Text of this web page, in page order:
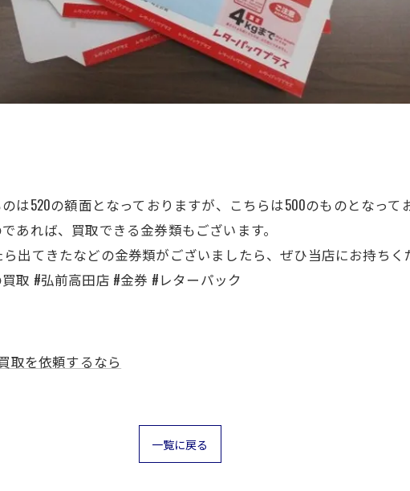
は520の額面となっておりますが、こちらは500のものとなって
あれば、買取できる金券類もございます。
出てきたなどの金券類がございましたら、ぜひ当店にお持ちく
取 #弘前高田店 #金券 #レターパック
取を依頼するなら
一覧に戻る